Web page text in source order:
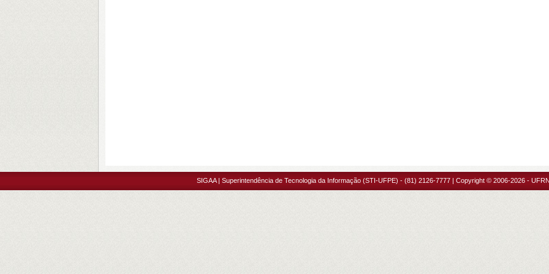
SIGAA | Superintendência de Tecnologia da Informação (STI-UFPE) - (81) 2126-7777 | Copyright © 2006-2026 -